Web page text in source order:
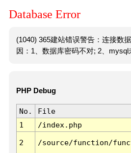
Database Error
(1040) 365建站错误警告：连接数
因：1、数据库密码不对; 2、mysql
PHP Debug
No. File
1
/index.php
2 /source/function/